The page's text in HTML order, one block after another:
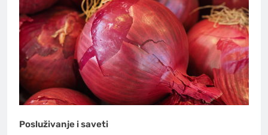
Posluživanje i saveti